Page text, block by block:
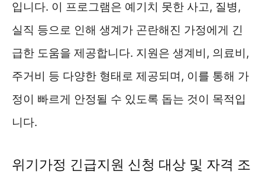
입니다. 이 프로그램은 예기치 못한 사고, 질병,
실직 등으로 인해 생계가 곤란해진 가정에게 긴
급한 도움을 제공합니다. 지원은 생계비, 의료비,
주거비 등 다양한 형태로 제공되며, 이를 통해 가
정이 빠르게 안정될 수 있도록 돕는 것이 목적입
니다.
위기가정 긴급지원 신청 대상 및 자격 조